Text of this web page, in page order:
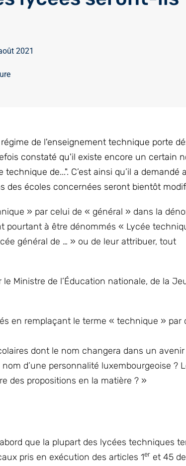
2021
de l'enseignement technique porte
constaté qu'il existe encore un certain
de...". C’est ainsi qu’il a demandé
des écoles concernées seront bientôt
» par celui de « général » dans la
pourtant à être dénommés « Lycée
général de … » ou de leur attribuer, tout
Ministre de l’Éducation nationale, de la
en remplaçant le terme « technique » par
dont le nom changera dans un
d’une personnalité luxembourgeoise ?
des propositions en la matière ? »
que la plupart des lycées techniques
pris en exécution des articles 1er et 45